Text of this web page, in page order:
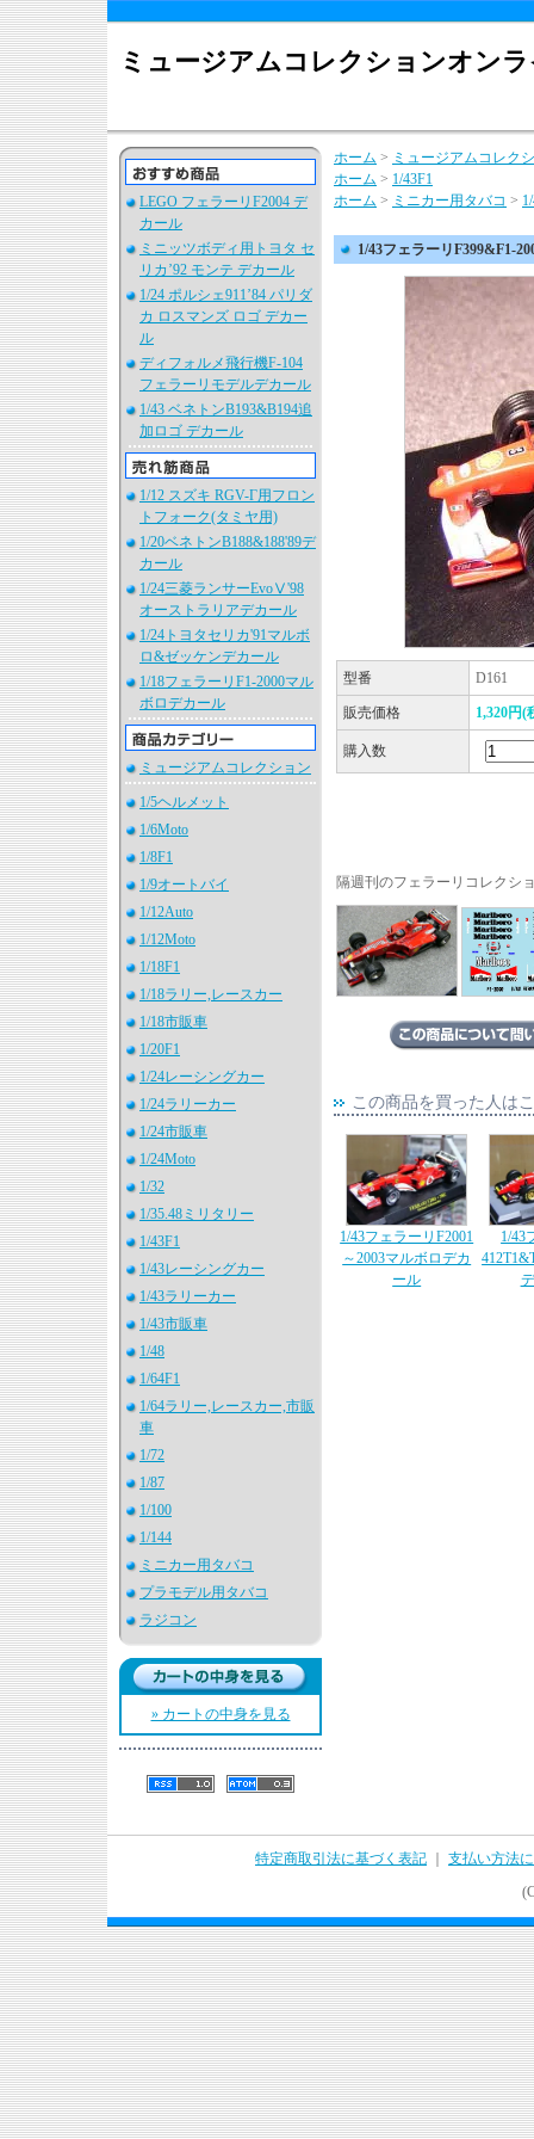
ミュージアムコレクションオン
LEGO フェラーリF2004 デ
カール
ミニッツボディ用トヨタ セ
リカ’92 モンテ デカール
1/24 ポルシェ911’84 パリダ
カ ロスマンズ ロゴ デカー
ル
ディフォルメ飛行機F-104
フェラーリモデルデカール
1/43 ベネトンB193&B194追
加ロゴ デカール
1/12 スズキ RGV-Γ用フロン
トフォーク(タミヤ用)
1/20ベネトンB188&188'89デ
カール
1/24三菱ランサーEvoⅤ'98
オーストラリアデカール
1/24トヨタセリカ'91マルボ
ロ&ゼッケンデカール
1/18フェラーリF1-2000マル
ボロデカール
ミュージアムコレクション
1/5ヘルメット
1/6Moto
1/8F1
1/9オートバイ
1/12Auto
1/12Moto
1/18F1
1/18ラリー,レースカー
1/18市販車
1/20F1
1/24レーシングカー
1/24ラリーカー
1/24市販車
1/24Moto
1/32
1/35.48ミリタリー
1/43F1
1/43レーシングカー
1/43ラリーカー
1/43市販車
1/48
1/64F1
1/64ラリー,レースカー,市販
車
1/72
1/87
1/100
1/144
ミニカー用タバコ
プラモデル用タバコ
ラジコン
» カートの中身を見る
ホーム > ミュージアムコレク
ホーム > 1/43F1
ホーム > ミニカー用タバコ >
1/43フェラーリF399&F1-
型番 D161
販売価格 1,320円(
購入数
隔週刊のフェラーリコレクシ
この商品を買った人は
1/43フェラーリF2001
～2003マルボロデカ
ール
1/43
特定商取引法に基づく表記
支払い方法